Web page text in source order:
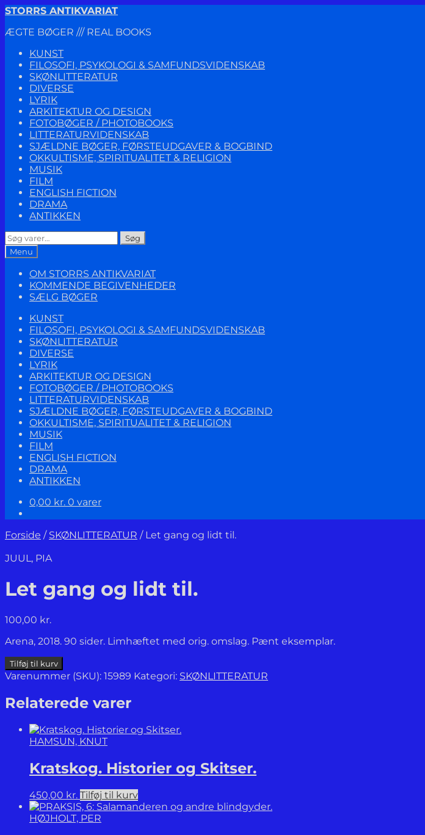
Spring
navigation
Spring
indhold
STORRS ANTIKVARIAT
ÆGTE BØGER /// REAL BOOKS
KUNST
FILOSOFI, PSYKOLOGI & SAMFUNDSVIDENSKAB
SKØNLITTERATUR
DIVERSE
LYRIK
ARKITEKTUR OG DESIGN
FOTOBØGER / PHOTOBOOKS
LITTERATURVIDENSKAB
SJÆLDNE BØGER, FØRSTEUDGAVER & BOGBIND
OKKULTISME, SPIRITUALITET & RELIGION
MUSIK
FILM
ENGLISH FICTION
DRAMA
ANTIKKEN
Søg
efter:
Søg
Menu
OM STORRS ANTIKVARIAT
KOMMENDE BEGIVENHEDER
SÆLG BØGER
KUNST
FILOSOFI, PSYKOLOGI & SAMFUNDSVIDENSKAB
SKØNLITTERATUR
DIVERSE
LYRIK
ARKITEKTUR OG DESIGN
FOTOBØGER / PHOTOBOOKS
LITTERATURVIDENSKAB
SJÆLDNE BØGER, FØRSTEUDGAVER & BOGBIND
OKKULTISME, SPIRITUALITET & RELIGION
MUSIK
FILM
ENGLISH FICTION
DRAMA
ANTIKKEN
0,00 kr. 0 varer
Forside / SKØNLITTERATUR / Let gang og lidt til.
JUUL, PIA
Let gang og lidt til.
100,00 kr.
Arena, 2018. 90 sider. Limhæftet med orig. omslag. Pænt eksemplar.
Let
gang
lidt
til.
Tilføj til kurv
Varenummer (SKU): 15989 Kategori: SKØNLITTERATUR
Relaterede varer
HAMSUN, KNUT
Kratskog. Historier og Skitser.
450,00 kr. Tilføj til kurv
HØJHOLT, PER